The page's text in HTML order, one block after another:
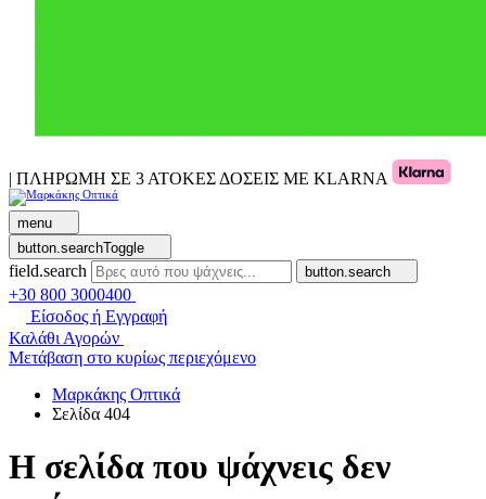
| ΠΛΗΡΩΜΗ ΣΕ 3 ΑΤΟΚΕΣ ΔΟΣΕΙΣ ΜΕ KLARNA
menu
button.searchToggle
field.search button.search
+30 800 3000400
Είσοδος ή Εγγραφή
Καλάθι Αγορών
Μετάβαση στο κυρίως περιεχόμενο
Μαρκάκης Οπτικά
Σελίδα 404
Η σελίδα που ψάχνεις δεν